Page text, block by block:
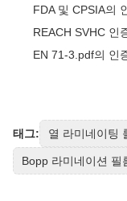
FDA 및 CPSIA의
REACH SVHC 인
EN 71-3.pdf의 인
태그: 열 라미네이팅
Bopp 라미네이션 필